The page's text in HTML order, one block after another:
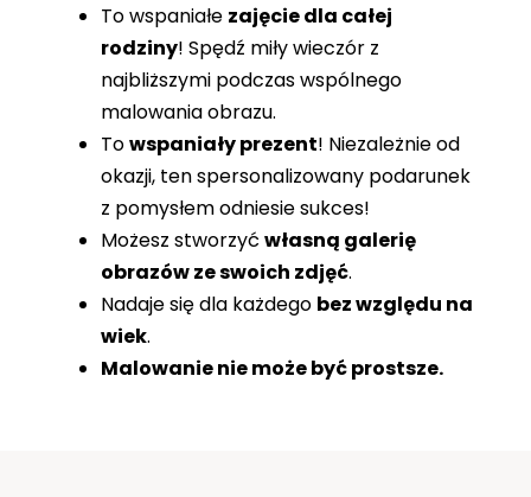
To wspaniałe zajęcie dla całej
rodziny! Spędź miły wieczór z
najbliższymi podczas wspólnego
malowania obrazu.
Towspaniały prezent! Niezależnie od
okazji, ten spersonalizowany podarunek
z pomysłem odniesie sukces!
Możesz stworzyć własną galerię
obrazów ze swoich zdjęć.
Nadaje się dla każdego bez względu na
wiek.
Malowanie nie może być prostsze.